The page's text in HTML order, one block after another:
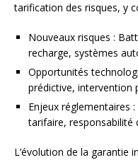
tarification des risques, y
Nouveaux risques :
recharge, systèmes
Opportunités
prédictive, intervention
Enjeux réglementaires
tarifaire, responsabilité
L’évolution de la garantie